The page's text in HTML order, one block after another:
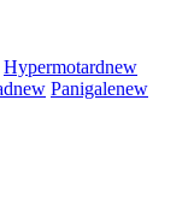
Hypermotardnew
new Panigalenew